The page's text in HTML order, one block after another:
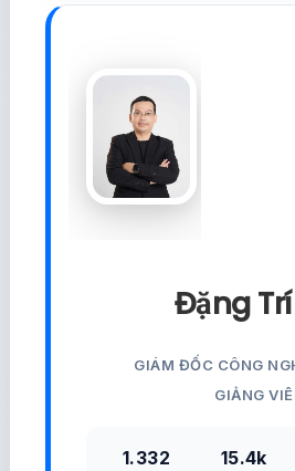
Đặng
GIÁM ĐỐC CÔNG
GIẢNG
1.332 15.4k